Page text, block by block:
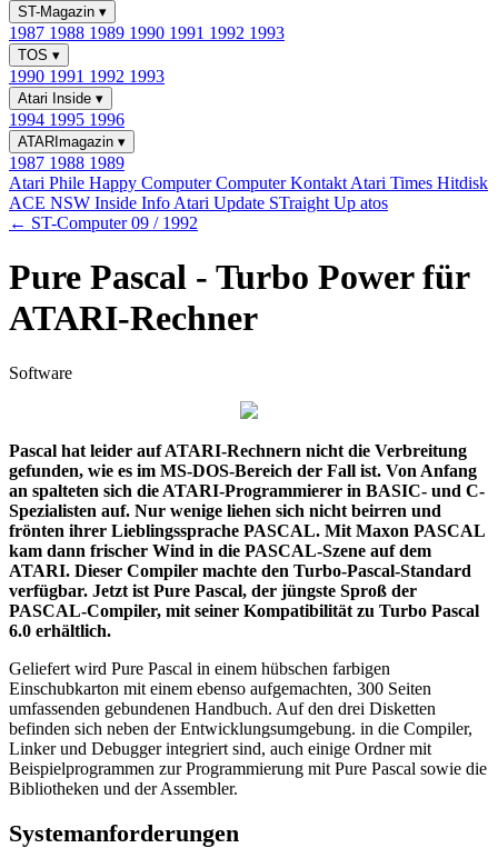
ST-Magazin ▾
1987 1988 1989 1990 1991 1992 1993
TOS ▾
1990 1991 1992 1993
Atari Inside ▾
1994 1995 1996
ATARImagazin ▾
1987 1988 1989
Atari Phile Happy ComputerComputer Kontakt Atari Times Hitdisk
ACE NSW Inside Info Atari Update STraight Up atos
← ST-Computer 09 / 1992
Pure Pascal - Turbo Power für
ATARI-Rechner
Software
Pascal hat leider auf ATARI-Rechnern nicht die Verbreitung
gefunden, wie es im MS-DOS-Bereich der Fall ist. Von Anfang
an spalteten sich die ATARI-Programmierer in BASIC- und C-
Spezialisten auf. Nur wenige liehen sich nicht beirren und
frönten ihrer Lieblingssprache PASCAL. Mit Maxon PASCAL
kam dann frischer Wind in die PASCAL-Szene auf dem
ATARI. Dieser Compiler machte den Turbo-Pascal-Standard
verfügbar. Jetzt ist Pure Pascal, der jüngste Sproß der
PASCAL-Compiler, mit seiner Kompatibilität zu Turbo Pascal
6.0 erhältlich.
Geliefert wird Pure Pascal in einem hübschen farbigen
Einschubkarton mit einem ebenso aufgemachten, 300 Seiten
umfassenden gebundenen Handbuch. Auf den drei Disketten
befinden sich neben der Entwicklungsumgebung. in die Compiler,
Linker und Debugger integriert sind, auch einige Ordner mit
Beispielprogrammen zur Programmierung mit Pure Pascal sowie die
Bibliotheken und der Assembler.
Systemanforderungen